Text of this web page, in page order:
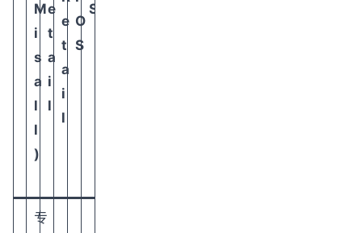
M
i
s
a
l
l
)
e
t
a
i
l
e
t
a
i
l
O
S
S
专